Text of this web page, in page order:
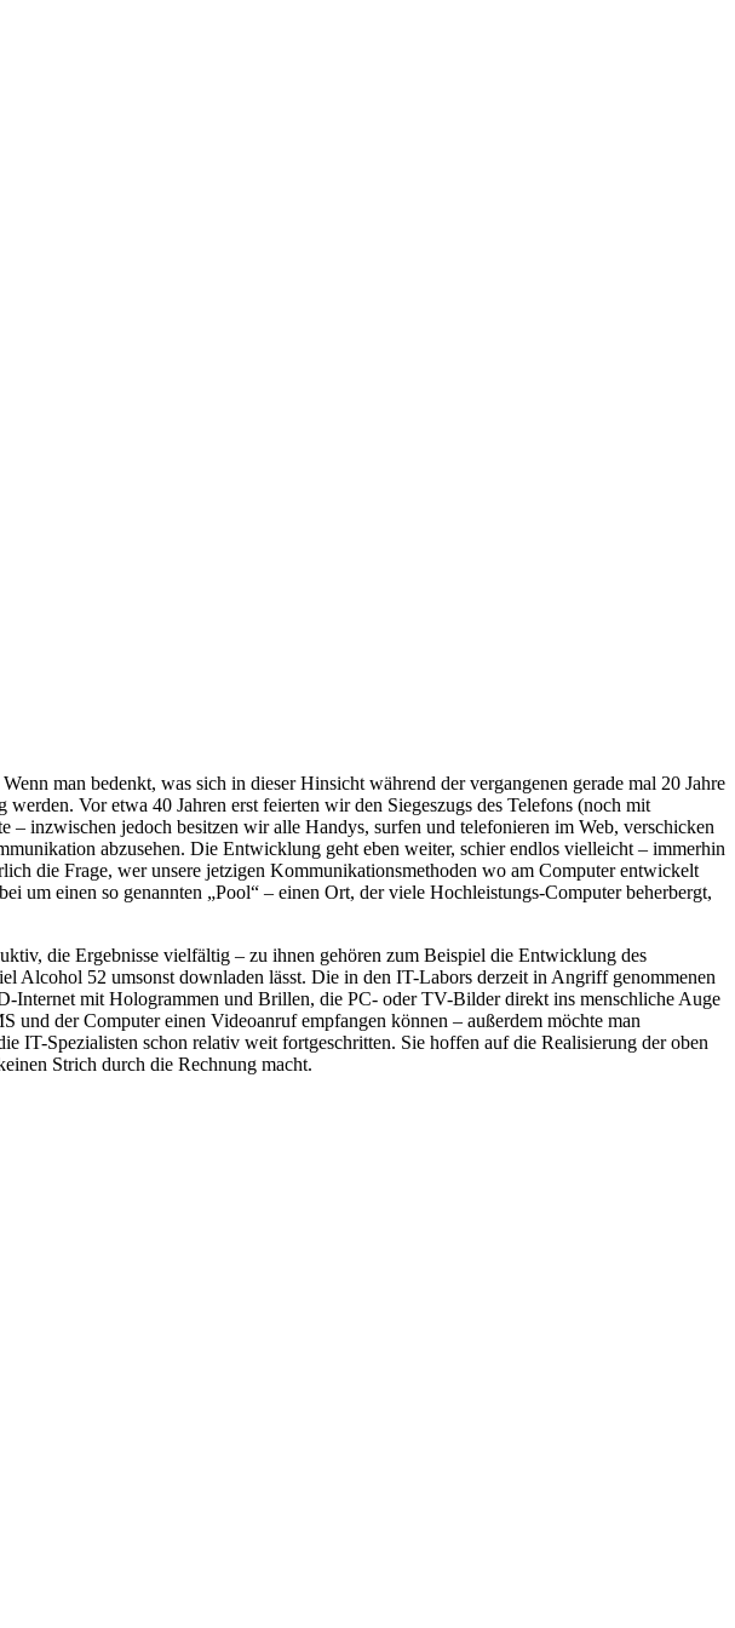
man bedenkt, was sich in dieser Hinsicht während der vergangenen gerade mal 20 Jahre
Vor etwa 40 Jahren erst feierten wir den Siegeszugs des Telefons (noch mit
inzwischen jedoch besitzen wir alle Handys, surfen und telefonieren im Web, verschicken
abzusehen. Die Entwicklung geht eben weiter, schier endlos vielleicht – immerhin
die Frage, wer unsere jetzigen Kommunikationsmethoden wo am Computer entwickelt
einen so genannten „Pool“ – einen Ort, der viele Hochleistungs-Computer beherbergt,
die Ergebnisse vielfältig – zu ihnen gehören zum Beispiel die Entwicklung des
Alcohol 52 umsonst downladen lässt. Die in den IT-Labors derzeit in Angriff genommenen
mit Hologrammen und Brillen, die PC- oder TV-Bilder direkt ins menschliche Auge
und der Computer einen Videoanruf empfangen können – außerdem möchte man
Spezialisten schon relativ weit fortgeschritten. Sie hoffen auf die Realisierung der oben
Strich durch die Rechnung macht.